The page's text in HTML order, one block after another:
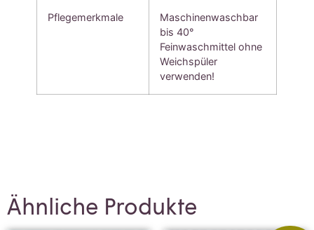
Pflegemerkmale
Maschinenwaschbar
bis 40°
Feinwaschmittel ohne
Weichspüler
verwenden!
Ähnliche Produkte